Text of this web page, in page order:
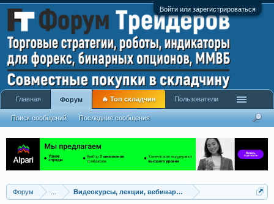
Войти или зарегистрироваться
Форум Видеокурсы, лекции, вебинары, учебный материал
Главная Форум
Поиск сообщений Последние сообщения
🔥 Топ складчин Пользователи